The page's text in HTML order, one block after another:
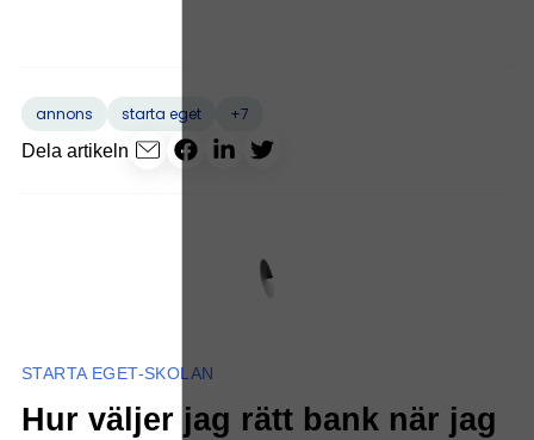
annons starta eget
+7
Dela artikeln
STARTA EGET-SKOLAN
Hur väljer jag rätt bank när jag